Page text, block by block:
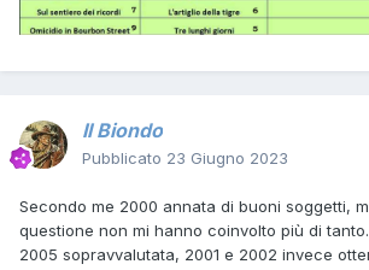
Il Biondo
Pubblicato 23 Giugno 2023
Secondo me 2000 annata di buoni soggetti,
questione non mi hanno coinvolto più di tanto.
2005 sopravvalutata, 2001 e 2002 invece